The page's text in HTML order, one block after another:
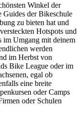
Winkel der
Guides der Bikeschule
zu bieten hat und
Hotspots und
im Umgang mit deinem
werden
im Herbst von
Bike League oder im
egal ob
eine breite
oder Camps
oder Schulen